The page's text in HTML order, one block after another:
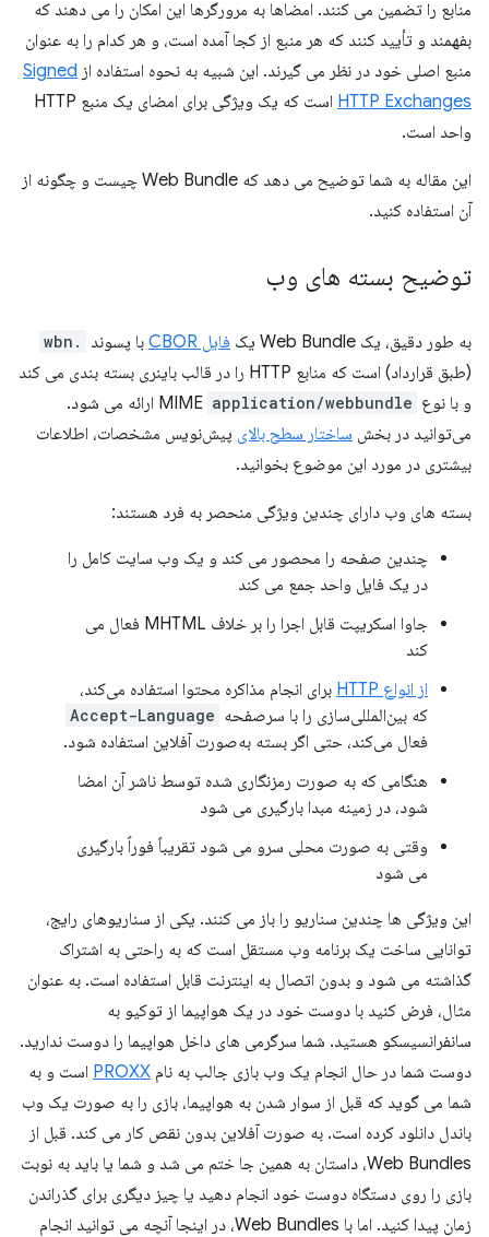
منابع را تضمین می کنند. امضاها به مرورگرها این امکان را می دهند که
بفهمند و تأیید کنند که هر منبع از کجا آمده است، و هر کدام را به عنوان
منبع اصلی خود در نظر می گیرند. این شبیه به نحوه استفاده از Signed
HTTP Exchanges
است که یک ویژگی برای امضای یک منبع HTTP
واحد است.
این مقاله به شما توضیح می دهد که Web Bundle چیست و چگونه از
آن استفاده کنید.
توضیح بسته های وب
به طور دقیق، یک Web Bundle یک فایل CBOR با پسوند .wbn
(طبق قرارداد) است که منابع HTTP را در قالب باینری بسته بندی می کند
و با نوع MIME application/webbundle
ارائه می شود.
می‌توانید در بخش ساختار سطح بالای پیش‌نویس مشخصات، اطلاعات
بیشتری در مورد این موضوع بخوانید.
بسته های وب دارای چندین ویژگی منحصر به فرد هستند:
چندین صفحه را محصور می کند و یک وب سایت کامل را
در یک فایل واحد جمع می کند
جاوا اسکریپت قابل اجرا را بر خلاف MHTML فعال می
کند
از انواع HTTP
برای انجام مذاکره محتوا استفاده می‌کند،
که بین‌المللی‌سازی را با سرصفحه Accept-Language
فعال می‌کند، حتی اگر بسته به‌صورت آفلاین استفاده شود.
هنگامی که به صورت رمزنگاری شده توسط ناشر آن امضا
شود، در زمینه مبدا بارگیری می شود
وقتی به صورت محلی سرو می شود تقریباً فوراً بارگیری
می شود
این ویژگی ها چندین سناریو را باز می کنند. یکی از سناریوهای رایج،
توانایی ساخت یک برنامه وب مستقل است که به راحتی به اشتراک
گذاشته می شود و بدون اتصال به اینترنت قابل استفاده است. به عنوان
مثال، فرض کنید با دوست خود در یک هواپیما از توکیو به
سانفرانسیسکو هستید. شما سرگرمی های داخل هواپیما را دوست ندارید.
دوست شما در حال انجام یک وب بازی جالب به نام PROXX است و به
شما می گوید که قبل از سوار شدن به هواپیما، بازی را به صورت یک وب
باندل دانلود کرده است. به صورت آفلاین بدون نقص کار می کند. قبل از
Web Bundles، داستان به همین جا ختم می شد و شما یا باید به نوبت
بازی را روی دستگاه دوست خود انجام دهید یا چیز دیگری برای گذراندن
زمان پیدا کنید. اما با Web Bundles، در اینجا آنچه می توانید انجام